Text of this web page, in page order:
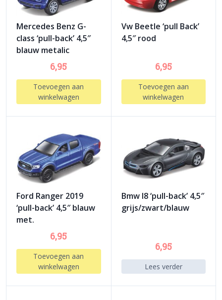
Mercedes Benz G-
class ‘pull-back’ 4,5″
blauw metalic
6,95
Toevoegen aan
winkelwagen
Vw Beetle ‘pull Back’
4,5″ rood
6,95
Toevoegen aan
winkelwagen
Ford Ranger 2019
‘pull-back’ 4,5″ blauw
met.
6,95
Toevoegen aan
winkelwagen
Bmw I8 ‘pull-back’ 4,5″
grijs/zwart/blauw
6,95
Lees verder